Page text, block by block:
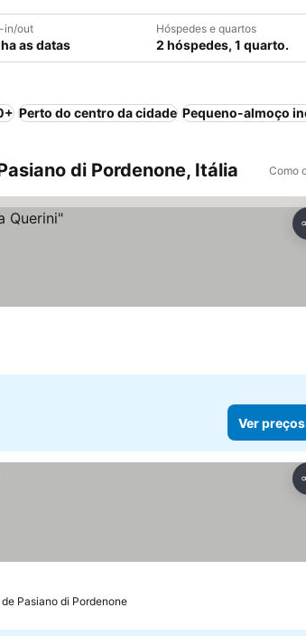
in/out
as datas
Hóspedes e quartos
2 hóspedes, 1 quarto.
Perto do centro da cidade Pequeno-almoço
di Pordenone, Itália Como
Ver preços
Pasiano di Pordenone